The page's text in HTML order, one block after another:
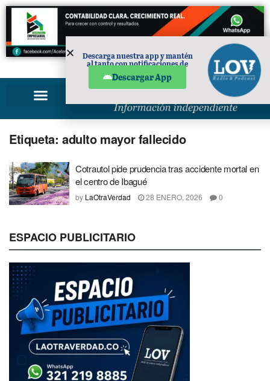
PUBLICIDAD
Etiqueta: adulto mayor fallecido
Cotrautol pide prudencia tras accidente mortal en
el centro de Ibagué
by LaOtraVerdad 28 ENERO, 2026 0
ESPACIO PUBLICITARIO
Descarga nuestra app y mantén
al tanto con notificaciones de
Descargar App